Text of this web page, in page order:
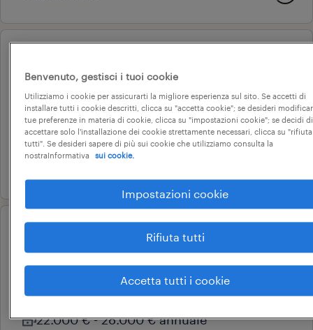
tornitore cnc (f/m/nb)
val liona, veneto
tempo determinato
22.000 € - 28.000 € annuale
operatore cnc (f/m/nb)
val liona, veneto
tempo determinato
22.000 € - 28.000 € annuale
Benvenuto, gestisci i tuoi cookie
Utilizziamo i cookie per assicurarti la migliore esperienza sul sito. Se accetti di
installare tutti i cookie descritti, clicca su "accetta cookie"; se desideri
tue preferenze in materia di cookie, clicca su "impostazioni cookie"; se decidi di
accettare solo l'installazione dei cookie strettamente necessari, clicca su "rifiuta
tutti". Se desideri sapere di più sui cookie che utilizziamo consulta la
nostraInformativa
sui cookie.
Impostazioni cookie
Rifiuta tutti
Accetta tutti i cookie